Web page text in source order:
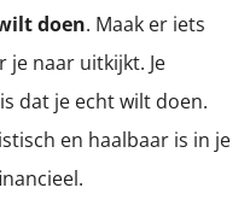
doen. Maak er iets
je naar uitkijkt. Je
dat je echt wilt doen.
en haalbaar is in je